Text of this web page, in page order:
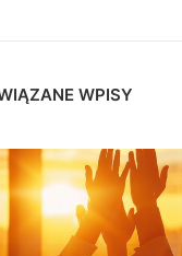
WPISY